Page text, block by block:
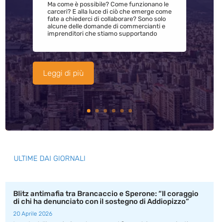
Ma come è possibile? Come funzionano le
carceri? E alla luce di ciò che emerge come
fate a chiederci di collaborare? Sono solo
alcune delle domande di commercianti e
imprenditori che stiamo supportando
Leggi di più
ULTIME DAI GIORNALI
Blitz antimafia tra Brancaccio e Sperone: “Il coraggio
di chi ha denunciato con il sostegno di Addiopizzo”
20 Aprile 2026